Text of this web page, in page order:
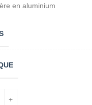
en aluminium